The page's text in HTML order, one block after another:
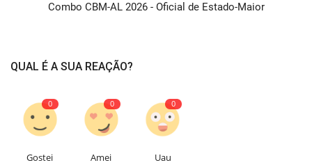
Combo CBM-AL 2026 - Oficial de Estado-Maior
QUAL É A SUA REAÇÃO?
0
Gostei
0
Amei
0
Uau